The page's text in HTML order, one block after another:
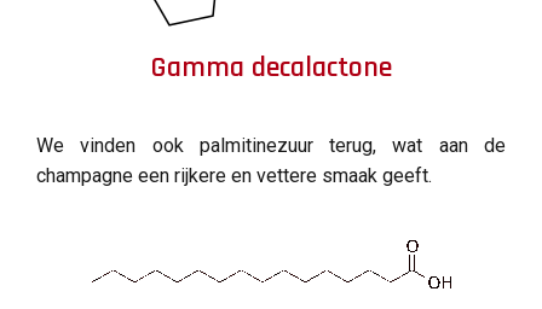
Gamma decalactone
We vinden ook palmitinezuur terug, wat aan de
champagne een rijkere en vettere smaak geeft.